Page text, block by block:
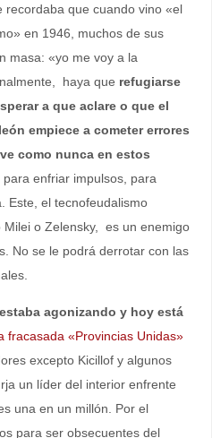
que cuando vino «el
en 1946, muchos de sus
masa: «yo me voy a la
haya que refugiarse
a que aclare o que el
empiece a cometer errores
como nunca en estos
para enfriar impulsos, para
Este, el tecnofeudalismo
o Zelensky, es un enemigo
No se le podrá derrotar con las
estaba agonizando y hoy está
fracasada «Provincias Unidas»
excepto Kicillof y algunos
un líder del interior enfrente
una en un millón. Por el
para ser obsecuentes del